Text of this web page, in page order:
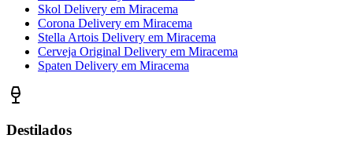
Skol Delivery em Miracema
Corona Delivery em Miracema
Stella Artois Delivery em Miracema
Cerveja Original Delivery em Miracema
Spaten Delivery em Miracema
Destilados